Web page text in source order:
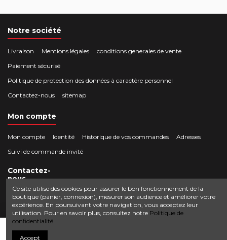
Notre société
Livraison Mentions légales
conditions generales de vente
Paiement sécurisé
Politique de protection des données à caractère personnel
Contactez-nous
sitemap
Mon compte
Mon compte Identité Historique de vos commandes
Adresses
Suivi de commande invité
Contactez-
nous
Crocbois-motoculture.com
50 route de Villefort 48800 Pied-de-Borne
0624436257
contact@crocbois-motoculture.com
Ce site utilise des cookies pour assurer le bon fonctionnement de la
boutique (panier, connexion), mesurer son audience et améliorer votre
expérience. En poursuivant votre navigation, vous acceptez leur
utilisation. Pour en savoir plus, consultez notre Politique de
confidentialité.
Accept